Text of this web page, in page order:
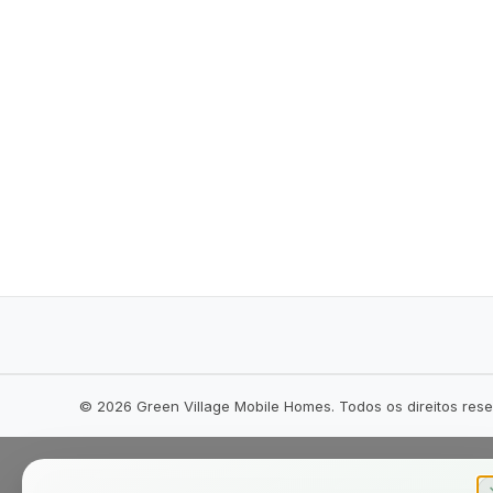
© 2026 Green Village Mobile Homes. Todos os direitos